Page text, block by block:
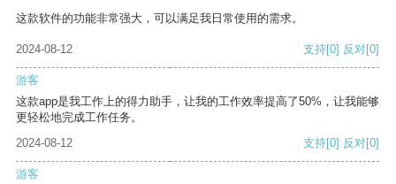
这款软件的功能非常强大，可以满足我日常使用的需求。
2024-08-12 支持[0] 反对[0]
游客
这款app是我工作上的得力助手，让我的工作效率提高了50%，让我能够
更轻松地完成工作任务。
2024-08-12
支持[0] 反对[0]
游客